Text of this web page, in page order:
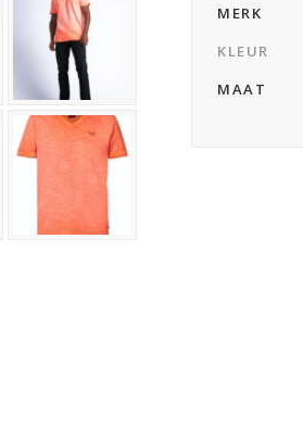
MERK
KLEUR
MAAT